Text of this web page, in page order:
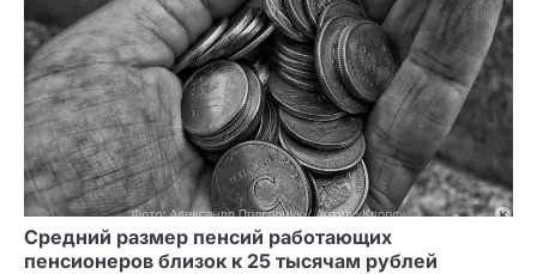
Средний размер пенсий работающих
пенсионеров близок к 25 тысячам рублей